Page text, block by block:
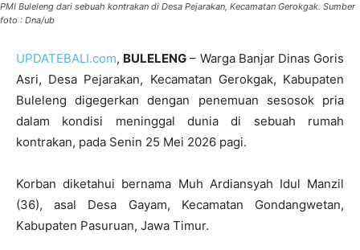
PMI Buleleng dari sebuah kontrakan di Desa Pejarakan, Kecamatan Gerokgak. Sumber
foto : Dna/ub
UPDATEBALI.com, BULELENG – Warga Banjar Dinas Goris
Asri, Desa Pejarakan, Kecamatan Gerokgak, Kabupaten
Buleleng digegerkan dengan penemuan sesosok pria
dalam kondisi meninggal dunia di sebuah rumah
kontrakan, pada Senin 25 Mei 2026 pagi.
Korban diketahui bernama Muh Ardiansyah Idul Manzil
(36), asal Desa Gayam, Kecamatan Gondangwetan,
Kabupaten Pasuruan, Jawa Timur.